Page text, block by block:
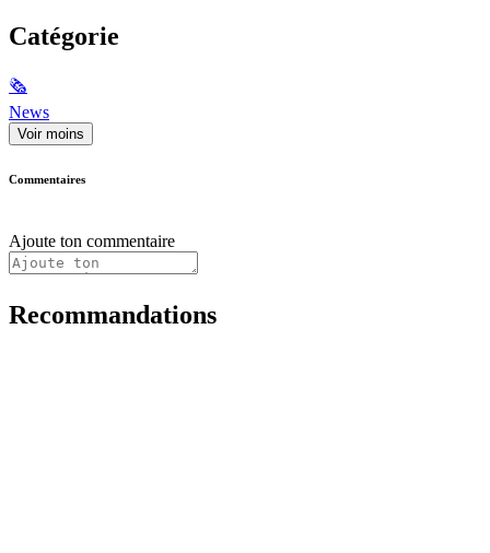
Catégorie
🗞
News
Voir moins
Commentaires
Ajoute ton commentaire
Recommandations